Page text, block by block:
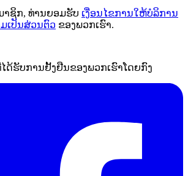
ຊິກ, ທ່ານຍອມຮັບ ເງື່ອນໄຂການໃຫ້ບໍລິການ
ເປັນສ່ວນຕົວ ຂອງພວກເຮົາ.
ດ້ຮັບການຢັ້ງຢືນຂອງພວກເຮົາໂດຍກົງ